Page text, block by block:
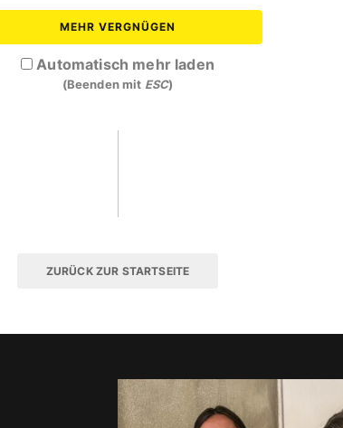
MEHR VERGNÜGEN
Automatisch mehr laden
(Beenden mit ESC)
ZURÜCK ZUR STARTSEITE